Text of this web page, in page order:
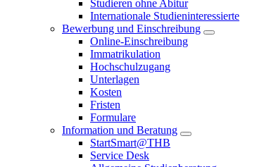
Studieren ohne Abitur
Internationale Studieninteressierte
Bewerbung und Einschreibung
Online-Einschreibung
Immatrikulation
Hochschulzugang
Unterlagen
Kosten
Fristen
Formulare
Information und Beratung
StartSmart@THB
Service Desk